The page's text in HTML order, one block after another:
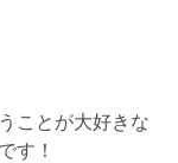
ことが大好きな
す！